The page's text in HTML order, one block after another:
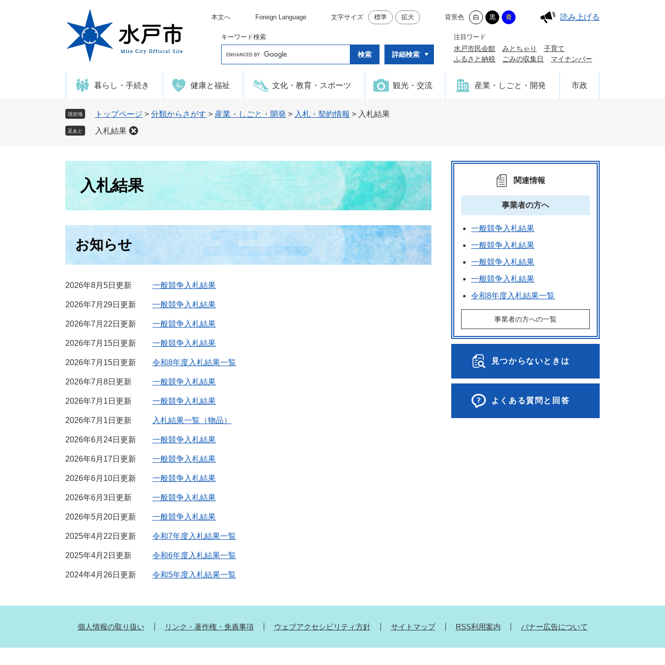
本文へ Foreign Language 文字サイズ 標準 拡大 背景色 白 黒 青 読み上げる
キーワード検索
o
e
タ
ム
詳細検索
注目ワード
水戸市民会館 みとちゃり
子育て
ふるさと納税
ごみの収集日 マイナンバー
暮らし・手続き 健康と福祉 文化・教育・スポーツ 観光・交流 産業・しごと・開発 市政
現在地 トップページ > 分類からさがす > 産業・しごと・開発 > 入札・契約情報 > 入札結果
足あと 入札結果
入札結果
お知らせ
2026年8月5日更新 一般競争入札結果
2026年7月29日更新 一般競争入札結果
2026年7月22日更新 一般競争入札結果
2026年7月15日更新 一般競争入札結果
2026年7月15日更新 令和8年度入札結果一覧
2026年7月8日更新 一般競争入札結果
2026年7月1日更新 一般競争入札結果
2026年7月1日更新 入札結果一覧（物品）
2026年6月24日更新 一般競争入札結果
2026年6月17日更新 一般競争入札結果
2026年6月10日更新 一般競争入札結果
2026年6月3日更新 一般競争入札結果
2026年5月20日更新 一般競争入札結果
2025年4月22日更新 令和7年度入札結果一覧
2025年4月2日更新 令和6年度入札結果一覧
2024年4月26日更新 令和5年度入札結果一覧
関連情報
事業者の方へ
一般競争入札結果
一般競争入札結果
一般競争入札結果
一般競争入札結果
令和8年度入札結果一覧
事業者の方への一覧
見つからないときは
よくある質問と回答
個人情報の取り扱い リンク・著作権・免責事項 ウェブアクセシビリティ方針 サイトマップ RSS利用案内 バナー広告について